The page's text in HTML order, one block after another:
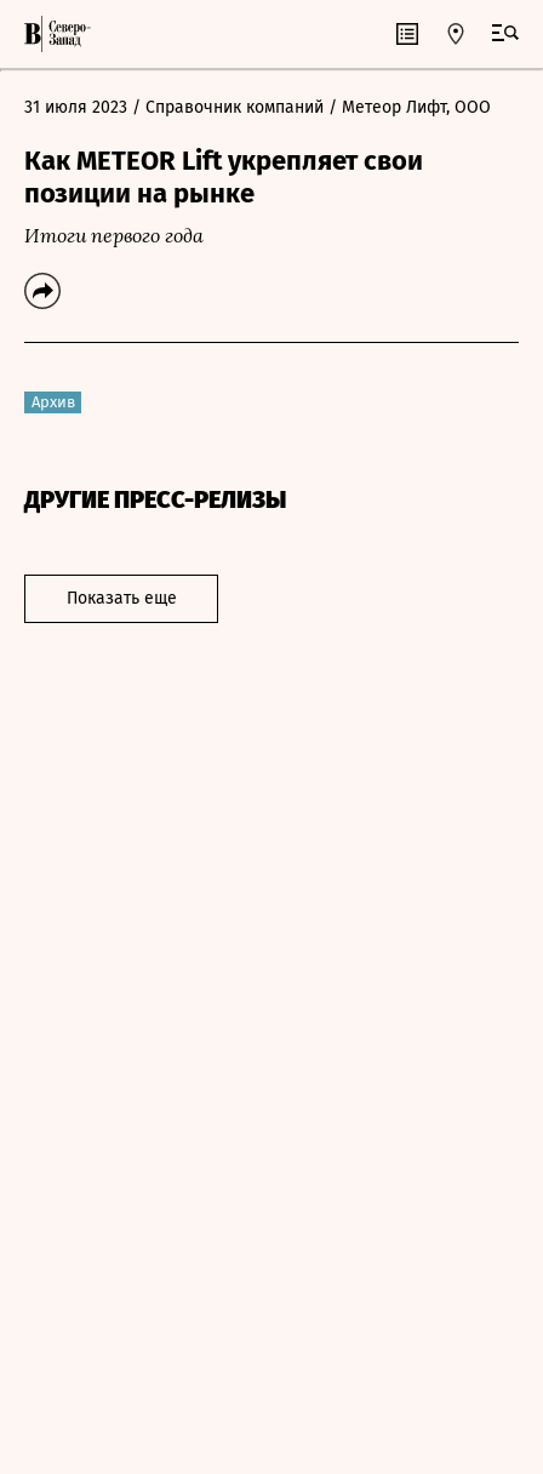
31 июля 2023 / Справочник компаний / Метеор Лифт, ООО
Как МETEOR Lift укрепляет свои
позиции на рынке
Итоги первого года
Архив
ДРУГИЕ ПРЕСС-РЕЛИЗЫ
Показать еще